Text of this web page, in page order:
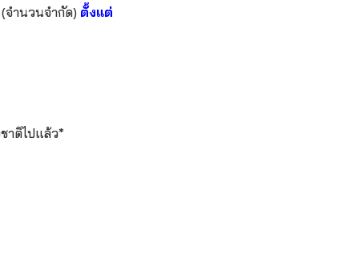
จำนวนจำกัด) ตั้งแต่
าติไปแล้ว*